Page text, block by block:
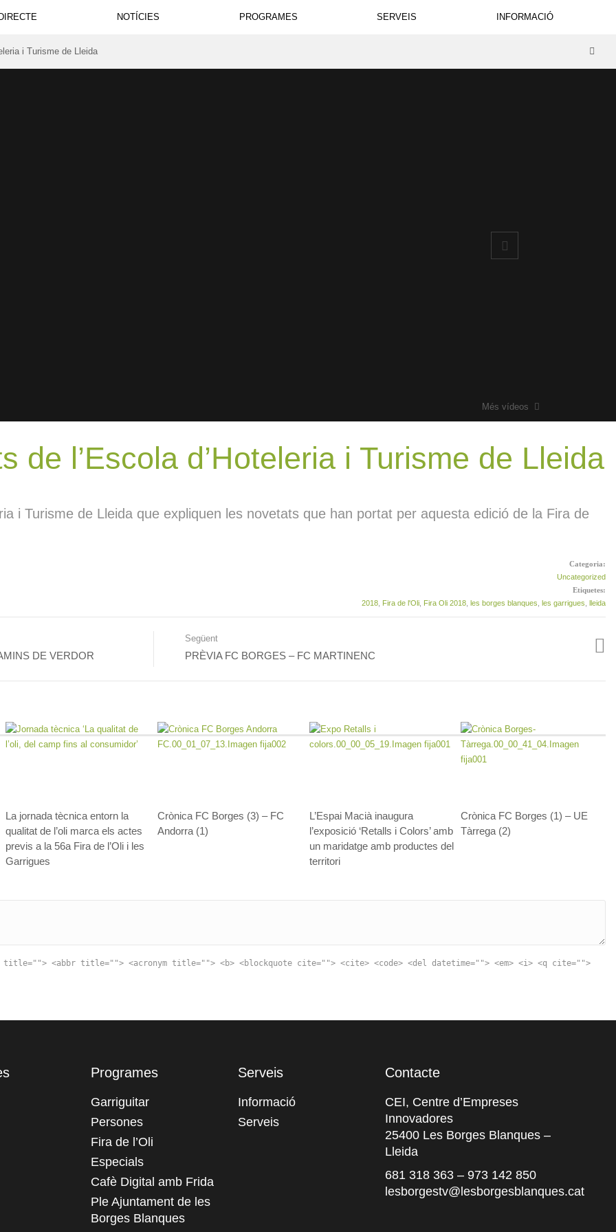
NOTÍCIES PROGRAMES SERVEIS INFORMACIÓ
i Turisme de Lleida
Més vídeos
Borges (1) –
8 jugadors del CTT Borges
al torneig estatal de
de l’Escola d’Hoteleria i Turisme de Lleida
i Turisme de Lleida que expliquen les novetats que han portat per aquesta edició de la Fira de
Categoria:
Uncategorized
Etiquetes:
2018 Fira de l'Oli Fira Oli 2018 les borges blanques les garrigues lleida
DE VERDOR
Següent
PRÈVIA FC BORGES – FC MARTINENC
La jornada tècnica entorn la
qualitat de l’oli marca els actes
previs a la 56a Fira de l’Oli i les
Garrigues
Crònica FC Borges (3) – FC
Andorra (1)
L’Espai Macià inaugura
l’exposició ‘Retalls i Colors’ amb
un maridatge amb productes del
territori
Crònica FC Borges (1) – UE
Tàrrega (2)
<abbr title=""> <acronym title=""> <b> <blockquote cite=""> <cite> <code> <del datetime=""> <em> <i> <q cite="">
Programes
Garriguitar
Persones
Fira de l’Oli
Especials
Cafè Digital amb Frida
Ple Ajuntament de les
Borges Blanques
Serveis
Informació
Serveis
Contacte
CEI, Centre d’Empreses
Innovadores
25400 Les Borges Blanques –
Lleida
681 318 363 – 973 142 850
lesborgestv@lesborgesblanques.cat